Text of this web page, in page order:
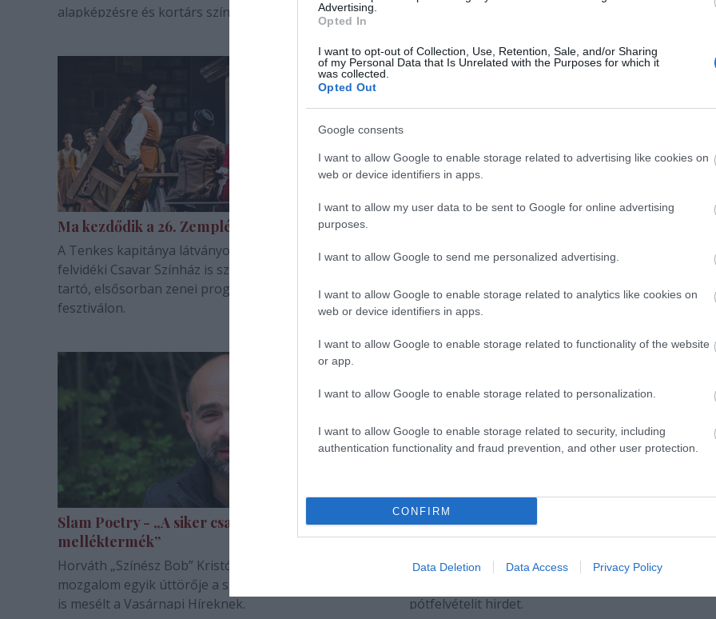
Advertising.
Opted In
I want to opt-out of Collection, Use, Retention, Sale, and/or Sharing
of my Personal Data that Is Unrelated with the Purposes for which it
was collected.
Opted Out
Google consents
I want to allow Google to enable storage related to advertising like cookies on
web or device identifiers in apps.
I want to allow my user data to be sent to Google for online advertising
purposes.
I want to allow Google to send me personalized advertising.
I want to allow Google to enable storage related to analytics like cookies on
web or device identifiers in apps.
I want to allow Google to enable storage related to functionality of the website
or app.
I want to allow Google to enable storage related to personalization.
I want to allow Google to enable storage related to security, including
authentication functionality and fraud prevention, and other user protection.
CONFIRM
Data Deletion Data Access Privacy Policy
alapképzésre és kortárs színház mesterképzésre.
Gábor ötletgazdával és Karafiáth Orsolyával, az
Ma kezdődik a 26. Zempléni Fesztivál
A Tenkes kapitánya látványos táncjátékként és a
felvidéki Csavar Színház is szerepel az augusztus 19-ig
tartó, elsősorban zenei programokban gazdag
fesztiválon.
Ahelyett, hogy belebonyolódnánk abba, hogy két
után jutottunk el az első nap elé, Kaszás Tamás
keresztül megmutatjuk a fesztivál tegnapi napját.
Slam Poetry - „A siker csak
melléktermék”
Horváth „Színész Bob” Kristóf színész, a hazai slam-
mozgalom egyik úttörője a slamről és kicsit a színházról
is mesélt a Vasárnapi Híreknek.
Oktatás - Pótfelvételi a békéscsabai
Színitanház Szakgimnáziumába
A Baross Imre Artistaképző Intézet Békéscsabai
pótfelvételit hirdet.